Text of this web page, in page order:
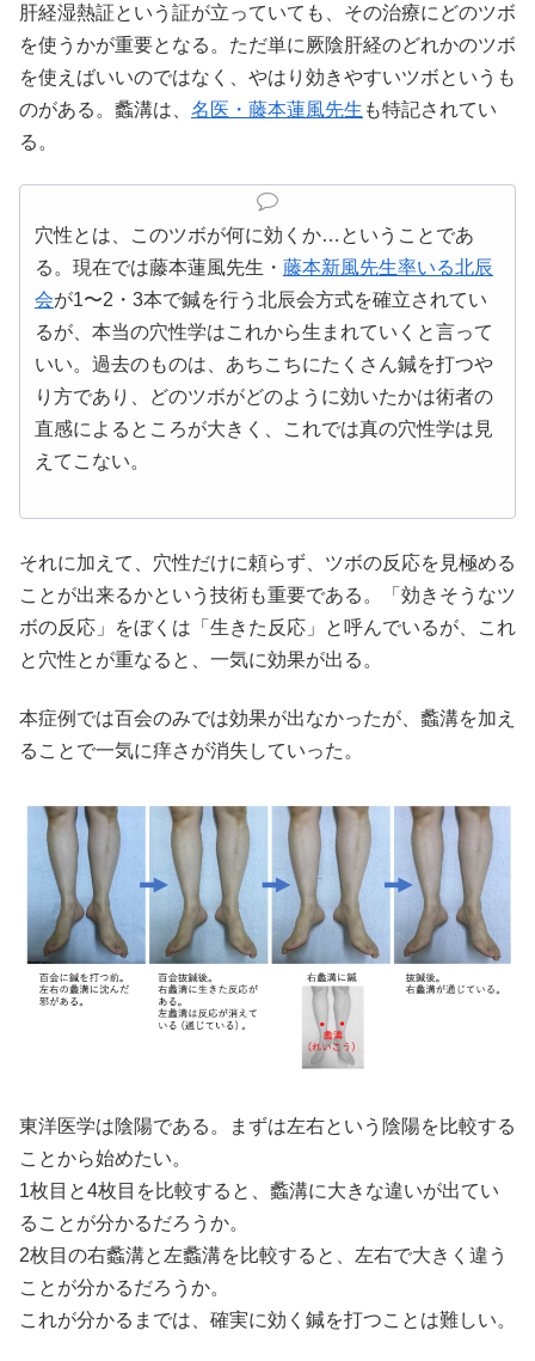
肝経湿熱証という証が立っていても、その治療にどのツボ
を使うかが重要となる。ただ単に厥陰肝経のどれかのツボ
を使えばいいのではなく、やはり効きやすいツボというも
のがある。蠡溝は、 名医・藤本蓮風先生 も特記されてい
る。
穴性とは、このツボが何に効くか…ということであ
る。現在では藤本蓮風先生・ 藤本新風先生率いる北辰
会が1〜2・3本で鍼を行う北辰会方式を確立されてい
るが、本当の穴性学はこれから生まれていくと言って
いい。過去のものは、あちこちにたくさん鍼を打つや
り方であり、どのツボがどのように効いたかは術者の
直感によるところが大きく、これでは真の穴性学は見
えてこない。
それに加えて、穴性だけに頼らず、ツボの反応を見極める
ことが出来るかという技術も重要である。「効きそうなツ
ボの反応」をぼくは「生きた反応」と呼んでいるが、これ
と穴性とが重なると、一気に効果が出る。
本症例では百会のみでは効果が出なかったが、蠡溝を加え
ることで一気に痒さが消失していった。
東洋医学は陰陽である。まずは左右という陰陽を比較する
ことから始めたい。
1枚目と4枚目を比較すると、蠡溝に大きな違いが出てい
ることが分かるだろうか。
2枚目の右蠡溝と左蠡溝を比較すると、左右で大きく違う
ことが分かるだろうか。
これが分かるまでは、確実に効く鍼を打つことは難しい。